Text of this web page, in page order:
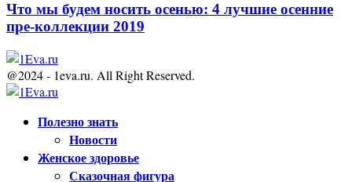
Что мы будем носить осенью: 4 лучшие осенние
пре-коллекции 2019
@2024 - 1eva.ru. All Right Reserved.
Полезно знать
Новости
Женское здоровье
Сказочная фигура